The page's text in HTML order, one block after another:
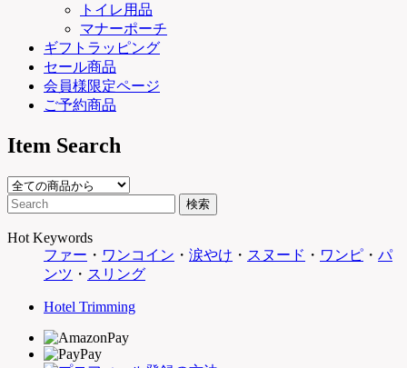
トイレ用品
マナーポーチ
ギフトラッピング
セール商品
会員様限定ページ
ご予約商品
Item Search
Hot Keywords
ファー ・ ワンコイン ・ 涙やけ ・ スヌード ・ ワンピ ・ パ
ンツ ・ スリング
Hotel Trimming